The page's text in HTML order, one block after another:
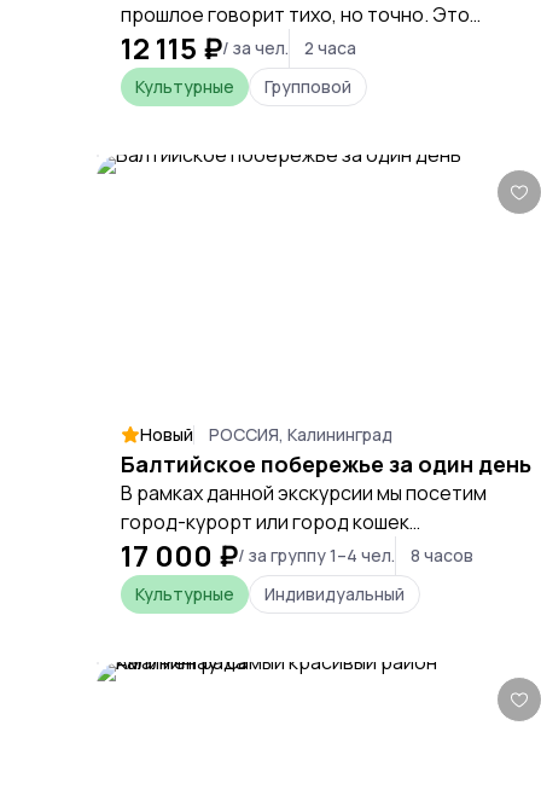
прошлое говорит тихо, но точно. Это
путешествие в настроение старого
Кёнигсберга, где за каждой виллой скрыта
история, а за фасадом — судьба.
12 115 ₽/ за чел.
2 часа
Культурные
Групповой
Новый РОССИЯ, Калининград
Балтийское побережье за один день
В рамках данной экскурсии мы посетим
город-курорт или город кошек
Зеленоградск, познакомимся с
достопримечательностями, прогуляемся
по Курортному проспекту, попробуем
Балтийскому побережью. Далее поедем в
город-курорт Светлогорск, познакомимся
со всеми его достопримечательностями и
17 000 ₽/ за группу 1–4 чел.
8 часов
Культурные
Индивидуальный